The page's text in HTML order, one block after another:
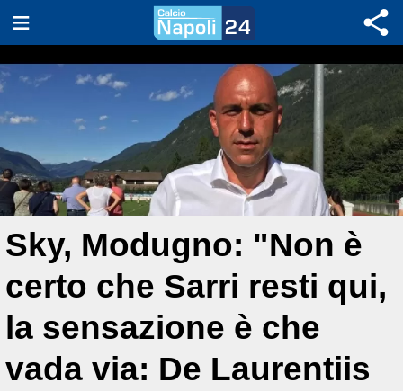
Sky, Modugno: "Non è
certo che Sarri resti qui,
la sensazione è che
vada via: De Laurentiis